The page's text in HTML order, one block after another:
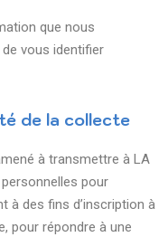
que nous
vous identifier
de la collecte
à transmettre à LA
personnelles pour
à des fins d’inscription à
pour répondre à une